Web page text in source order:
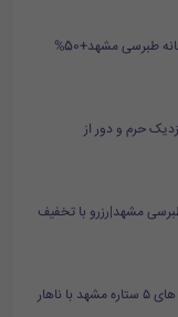
مسافرخانه ارزان مشهد طبرسی | قیمت و شماره مسافرخانه طبرسی مشهد+50%
هتل ۴ ستاره مشهد نزدیک حرم و دور از
مشهد|رزرو با تخفیف
بهترین هتل پنج ستاره مشهد نزدیک حرم | لیست هتل های ۵ ستاره مشهد با ناهار